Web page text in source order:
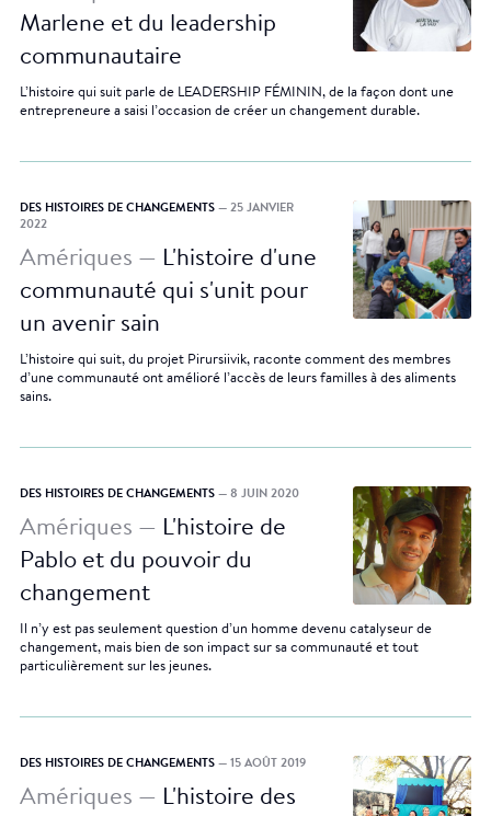
Marlene et du leadership
communautaire
L’histoire qui suit parle de LEADERSHIP FÉMININ, de la façon dont une
entrepreneure a saisi l’occasion de créer un changement durable.
DES HISTOIRES DE CHANGEMENTS — 25 JANVIER
2022
Amériques — L'histoire d'une
communauté qui s'unit pour
un avenir sain
L’histoire qui suit, du projet Pirursiivik, raconte comment des membres
d’une communauté ont amélioré l’accès de leurs familles à des aliments
sains.
DES HISTOIRES DE CHANGEMENTS — 8 JUIN 2020
Amériques — L'histoire de
Pablo et du pouvoir du
changement
Il n’y est pas seulement question d’un homme devenu catalyseur de
changement, mais bien de son impact sur sa communauté et tout
particulièrement sur les jeunes.
DES HISTOIRES DE CHANGEMENTS — 15 AOÛT 2019
Amériques — L'histoire des